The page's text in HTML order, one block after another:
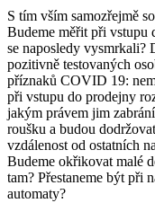
S tím vším samozřejmě
Budeme měřit při
se naposledy vysmrkali?
pozitivně testovaných
příznaků COVID 19:
při vstupu do prodejny
jakým právem jim
roušku a budou
vzdálenost od ostatních
Budeme okřikovat malé
tam? Přestaneme být při
automaty?